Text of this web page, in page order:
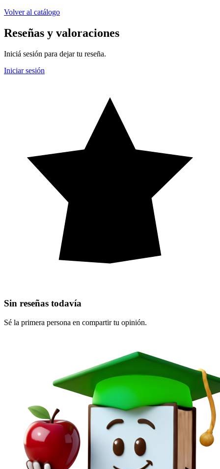
Volver al catálogo
Reseñas y valoraciones
Iniciá sesión para dejar tu reseña.
Iniciar sesión
Sin reseñas todavía
Sé la primera persona en compartir tu opinión.